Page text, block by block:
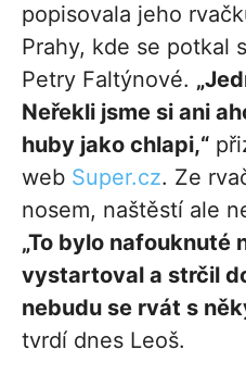
popisovala jeho
Prahy, kde se potkal
Petry Faltýnové.
Neřekli jsme si ani
huby jako chlapi,“
web Super.cz. Ze
nosem, naštěstí ale
„To bylo nafouknuté
vystartoval a strčil
nebudu se rvát s
tvrdí dnes Leoš.